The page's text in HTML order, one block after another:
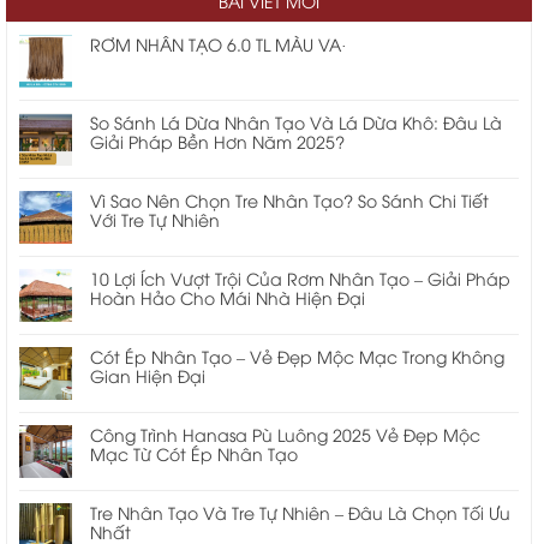
cửa cuốn chống cháy ei
RƠM NHÂN TẠO 6.0 TL MÀU VA·
So Sánh Lá Dừa Nhân Tạo Và Lá Dừa Khô: Đâu Là
Giải Pháp Bền Hơn Năm 2025?
Vì Sao Nên Chọn Tre Nhân Tạo? So Sánh Chi Tiết
Với Tre Tự Nhiên
10 Lợi Ích Vượt Trội Của Rơm Nhân Tạo – Giải Pháp
Hoàn Hảo Cho Mái Nhà Hiện Đại
Cót Ép Nhân Tạo – Vẻ Đẹp Mộc Mạc Trong Không
Gian Hiện Đại
Công Trình Hanasa Pù Luông 2025 Vẻ Đẹp Mộc
Mạc Từ Cót Ép Nhân Tạo
Tre Nhân Tạo Và Tre Tự Nhiên – Đâu Là Chọn Tối Ưu
Nhất